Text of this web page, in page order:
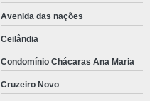
Avenida das nações
Ceilândia
Condomínio Chácaras Ana Maria
Cruzeiro Novo